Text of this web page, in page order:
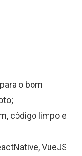
o bom
código limpo e
VueJS